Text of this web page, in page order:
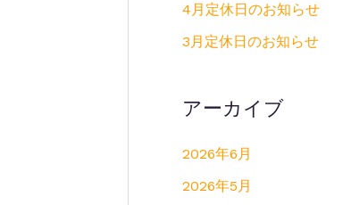
4月定休日のお知らせ
3月定休日のお知らせ
アーカイブ
2026年6月
2026年5月